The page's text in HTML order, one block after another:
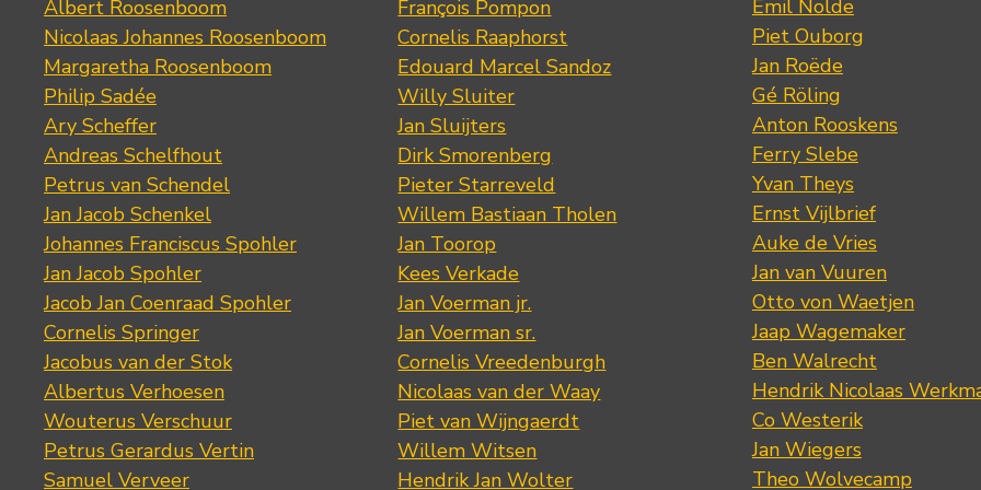
Albert Roosenboom
Nicolaas Johannes Roosenboom
Margaretha Roosenboom
Philip Sadée
Ary Scheffer
Andreas Schelfhout
Petrus van Schendel
Jan Jacob Schenkel
Johannes Franciscus Spohler
Jan Jacob Spohler
Jacob Jan Coenraad Spohler
Cornelis Springer
Jacobus van der Stok
Albertus Verhoesen
Wouterus Verschuur
Petrus Gerardus Vertin
Samuel Verveer
François Pompon
Cornelis Raaphorst
Edouard Marcel Sandoz
Willy Sluiter
Jan Sluijters
Dirk Smorenberg
Pieter Starreveld
Willem Bastiaan Tholen
Jan Toorop
Kees Verkade
Jan Voerman jr.
Jan Voerman sr.
Cornelis Vreedenburgh
Nicolaas van der Waay
Piet van Wijngaerdt
Willem Witsen
Hendrik Jan Wolter
Emil Nolde
Piet Ouborg
Jan Roëde
Gé Röling
Anton Rooskens
Ferry Slebe
Yvan Theys
Ernst Vijlbrief
Auke de Vries
Jan van Vuuren
Otto von Waetjen
Jaap Wagemaker
Ben Walrecht
Hendrik Nicolaas
Co Westerik
Jan Wiegers
Theo Wolvecamp